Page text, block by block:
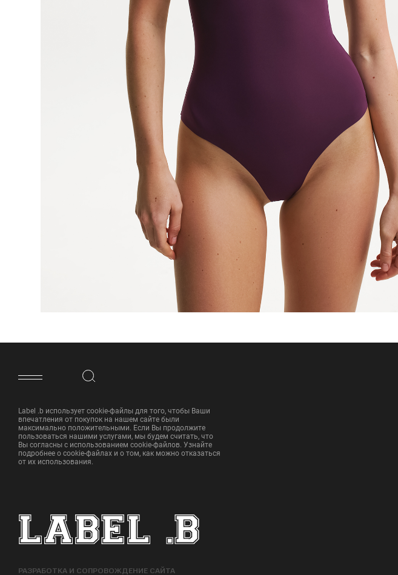
ФУТЕР САЙТА
Label .b использует cookie-файлы для того, чтобы Ваши
впечатления от покупок на нашем сайте были
максимально положительными. Если Вы продолжите
пользоваться нашими услугами, мы будем считать, что
Вы согласны с использованием cookie-файлов. Узнайте
подробнее о cookie-файлах и о том, как можно отказаться
от их использования.
РАЗРАБОТКА И СОПРОВОЖДЕНИЕ САЙТА